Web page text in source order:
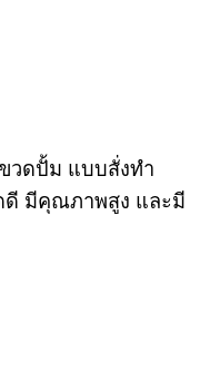
ขวดปั้ม แบบสั่งทำ
ดดี มีคุณภาพสูง และมี